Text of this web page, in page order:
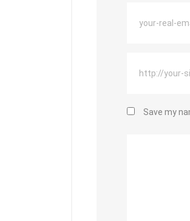
Save my